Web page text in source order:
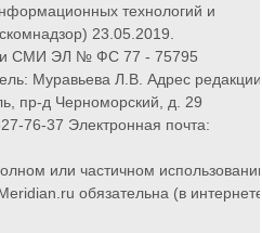
технологий и
23.05.2019.
СМИ ЭЛ № ФС 77 - 75795
Муравьева Л.В. Адрес
пр-д Черноморский, д. 29
76-37 Электронная почта:
или частичном
обязательна (в